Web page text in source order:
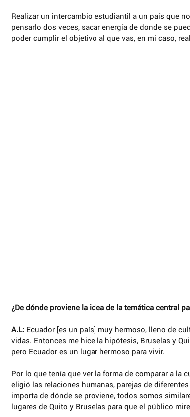
Realizar un intercambio estudiantil a un país que
pensarlo dos veces, sacar energía de donde se
poder cumplir el objetivo al que vas, en mi caso,
¿De dónde proviene la idea de la temática central
A.L: Ecuador [es un país] muy hermoso, lleno de
vidas. Entonces me hice la hipótesis, Bruselas y
pero Ecuador es un lugar hermoso para vivir.
Por lo que tenía que ver la forma de comparar a la
eligió las relaciones humanas, parejas de
importa de dónde se proviene, todos somos
lugares de Quito y Bruselas para que el público